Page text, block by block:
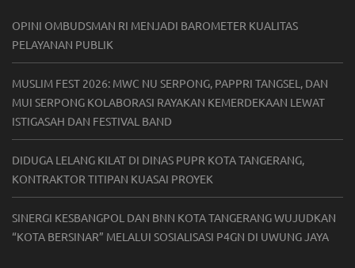
OPINI OMBUDSMAN RI MENJADI BAROMETER KUALITAS
PELAYANAN PUBLIK
MUSLIM FEST 2026: MWC NU SERPONG, PAPPRI TANGSEL, DAN
MUI SERPONG KOLABORASI RAYAKAN KEMERDEKAAN LEWAT
ISTIGASAH DAN FESTIVAL BAND
DIDUGA LELANG KILAT DI DINAS PUPR KOTA TANGERANG,
KONTRAKTOR TITIPAN KUASAI PROYEK
SINERGI KESBANGPOL DAN BNN KOTA TANGERANG WUJUDKAN
“KOTA BERSINAR” MELALUI SOSIALISASI P4GN DI UWUNG JAYA